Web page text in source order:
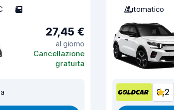
5
27,45 €
al giorno
Cancellazione
gratuita
Automatico
8,2